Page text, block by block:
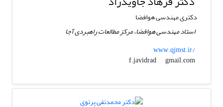
دکتری مهندسی هوافضا
استاد مهندسی هوافضا، مرکز مطالعات راهبردی آجا
www.qjmst.ir/
f.javidrad
gmail.com